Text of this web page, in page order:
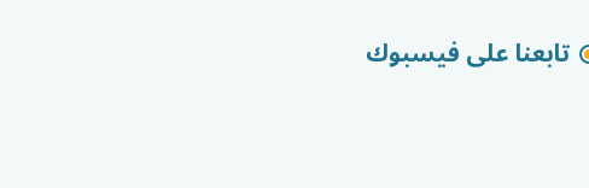
تابعنا على فيسبوك